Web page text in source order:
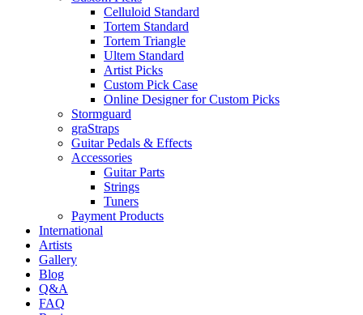
Celluloid Standard
Tortem Standard
Tortem Triangle
Ultem Standard
Artist Picks
Custom Pick Case
Online Designer for Custom Picks
Stormguard
graStraps
Guitar Pedals & Effects
Accessories
Guitar Parts
Strings
Tuners
Payment Products
International
Artists
Gallery
Blog
Q&A
FAQ